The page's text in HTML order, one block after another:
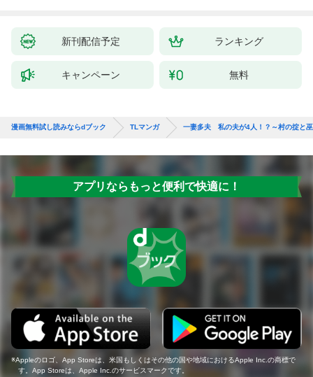
新刊配信予定 ランキング
キャンペーン 無料
漫画無料試し読みならdブック TLマンガ 一妻多夫 私の夫が4人！？～村の掟と
アプリならもっと便利で快適に！
Appleのロゴ、App Storeは、米国もしくはその他の国や地域におけるApple Inc.の商標で
す。App Storeは、Apple Inc.のサービスマークです。